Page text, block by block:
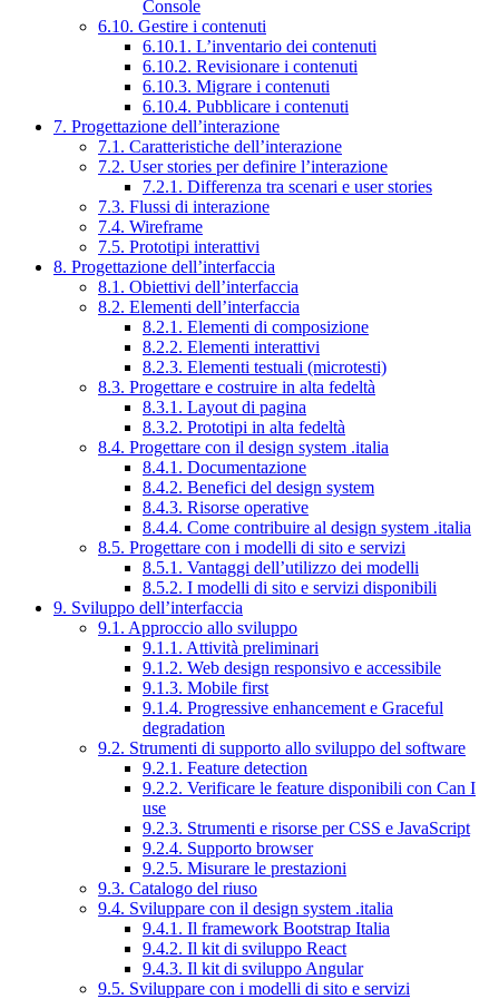
Console
6.10. Gestire i contenuti
6.10.1. L’inventario dei contenuti
6.10.2. Revisionare i contenuti
6.10.3. Migrare i contenuti
6.10.4. Pubblicare i contenuti
7. Progettazione dell’interazione
7.1. Caratteristiche dell’interazione
7.2. User stories per definire l’interazione
7.2.1. Differenza tra scenari e user stories
7.3. Flussi di interazione
7.4. Wireframe
7.5. Prototipi interattivi
8. Progettazione dell’interfaccia
8.1. Obiettivi dell’interfaccia
8.2. Elementi dell’interfaccia
8.2.1. Elementi di composizione
8.2.2. Elementi interattivi
8.2.3. Elementi testuali (microtesti)
8.3. Progettare e costruire in alta fedeltà
8.3.1. Layout di pagina
8.3.2. Prototipi in alta fedeltà
8.4. Progettare con il design system .italia
8.4.1. Documentazione
8.4.2. Benefici del design system
8.4.3. Risorse operative
8.4.4. Come contribuire al design system .italia
8.5. Progettare con i modelli di sito e servizi
8.5.1. Vantaggi dell’utilizzo dei modelli
8.5.2. I modelli di sito e servizi disponibili
9. Sviluppo dell’interfaccia
9.1. Approccio allo sviluppo
9.1.1. Attività preliminari
9.1.2. Web design responsivo e accessibile
9.1.3. Mobile first
9.1.4. Progressive enhancement e Graceful
degradation
9.2. Strumenti di supporto allo sviluppo del software
9.2.1. Feature detection
9.2.2. Verificare le feature disponibili con Can I
use
9.2.3. Strumenti e risorse per CSS e JavaScript
9.2.4. Supporto browser
9.2.5. Misurare le prestazioni
9.3. Catalogo del riuso
9.4. Sviluppare con il design system .italia
9.4.1. Il framework Bootstrap Italia
9.4.2. Il kit di sviluppo React
9.4.3. Il kit di sviluppo Angular
9.5. Sviluppare con i modelli di sito e servizi